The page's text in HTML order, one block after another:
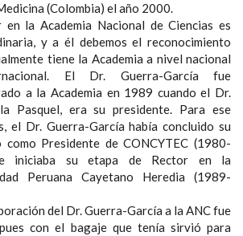
(Colombia) el año 2000.
en la Academia Nacional de Ciencias es
y a él debemos el reconocimiento
tiene la Academia a nivel nacional
El Dr. Guerra-García fue
a la Academia en 1989 cuando el Dr.
Pasquel, era su presidente. Para ese
el Dr. Guerra-García había concluido su
como Presidente de CONCYTEC (1980-
iniciaba su etapa de Rector en la
Peruana Cayetano Heredia (1989-
del Dr. Guerra-García a la ANC fue
con el bagaje que tenía sirvió para